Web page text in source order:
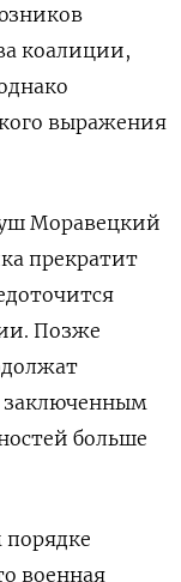
коалиции,
выражения
Моравецкий
прекратит
Позже
заключенным
больше
военная